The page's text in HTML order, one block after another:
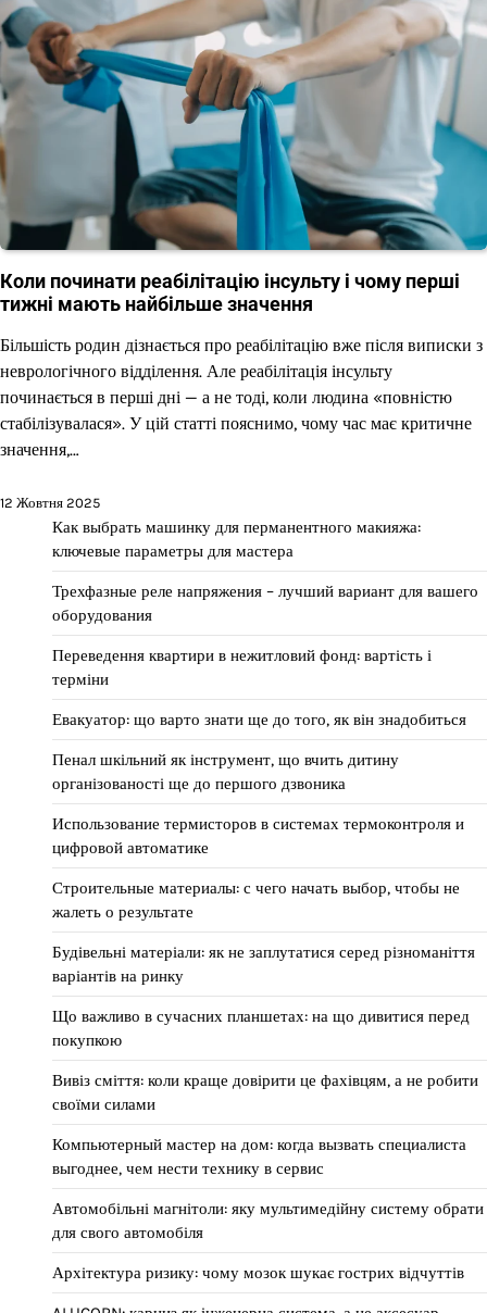
Коли починати реабілітацію інсульту і чому перші
тижні мають найбільше значення
Більшість родин дізнається про реабілітацію вже після виписки з
неврологічного відділення. Але реабілітація інсульту
починається в перші дні — а не тоді, коли людина «повністю
стабілізувалася». У цій статті пояснимо, чому час має критичне
значення,…
12 Жовтня 2025
Как выбрать машинку для перманентного макияжа:
ключевые параметры для мастера
Трехфазные реле напряжения – лучший вариант для вашего
оборудования
Переведення квартири в нежитловий фонд: вартість і
терміни
Евакуатор: що варто знати ще до того, як він знадобиться
Пенал шкільний як інструмент, що вчить дитину
організованості ще до першого дзвоника
Использование термисторов в системах термоконтроля и
цифровой автоматике
Строительные материалы: с чего начать выбор, чтобы не
жалеть о результате
Будівельні матеріали: як не заплутатися серед різноманіття
варіантів на ринку
Що важливо в сучасних планшетах: на що дивитися перед
покупкою
Вивіз сміття: коли краще довірити це фахівцям, а не робити
своїми силами
Компьютерный мастер на дом: когда вызвать специалиста
выгоднее, чем нести технику в сервис
Автомобільні магнітоли: яку мультимедійну систему обрати
для свого автомобіля
Архітектура ризику: чому мозок шукає гострих відчуттів